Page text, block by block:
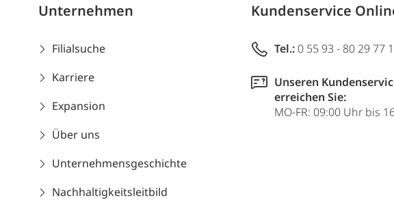
Unternehmen
Filialsuche
Karriere
Expansion
Über uns
Unternehmensgeschichte
Nachhaltigkeitsleitbild
Kundenservice
Tel.: 0 55 93 - 80 29 77
Unseren
erreichen Sie:
MO-FR: 09:00 Uhr bis